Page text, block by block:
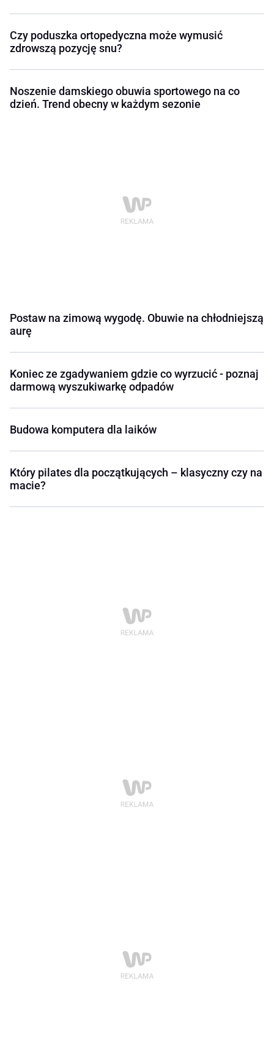
Czy poduszka ortopedyczna może wymusić
zdrowszą pozycję snu?
Noszenie damskiego obuwia sportowego na co
dzień. Trend obecny w każdym sezonie
Postaw na zimową wygodę. Obuwie na chłodniejszą
aurę
Koniec ze zgadywaniem gdzie co wyrzucić - poznaj
darmową wyszukiwarkę odpadów
Budowa komputera dla laików
Który pilates dla początkujących – klasyczny czy na
macie?